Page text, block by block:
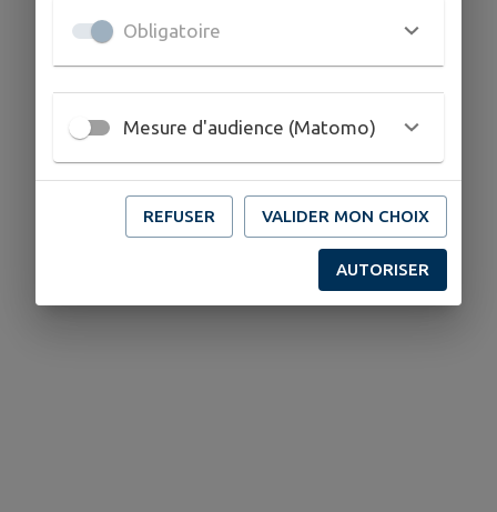
Obligatoire
Mesure d'audience (Matomo)
REFUSER VALIDER MON CHOIX
AUTORISER